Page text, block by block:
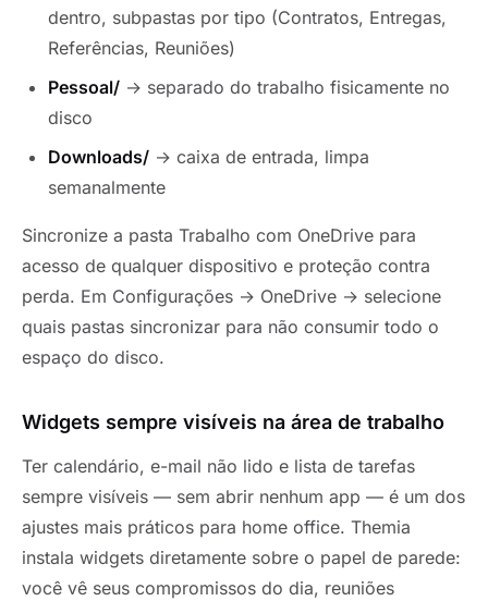
dentro, subpastas por tipo (Contratos, Entregas,
Referências, Reuniões)
Pessoal/ → separado do trabalho fisicamente no
disco
Downloads/ → caixa de entrada, limpa
semanalmente
Sincronize a pasta Trabalho com OneDrive para
acesso de qualquer dispositivo e proteção contra
perda. Em Configurações → OneDrive → selecione
quais pastas sincronizar para não consumir todo o
espaço do disco.
Widgets sempre visíveis na área de trabalho
Ter calendário, e-mail não lido e lista de tarefas
sempre visíveis — sem abrir nenhum app — é um dos
ajustes mais práticos para home office. Themia
instala widgets diretamente sobre o papel de parede:
você vê seus compromissos do dia, reuniões